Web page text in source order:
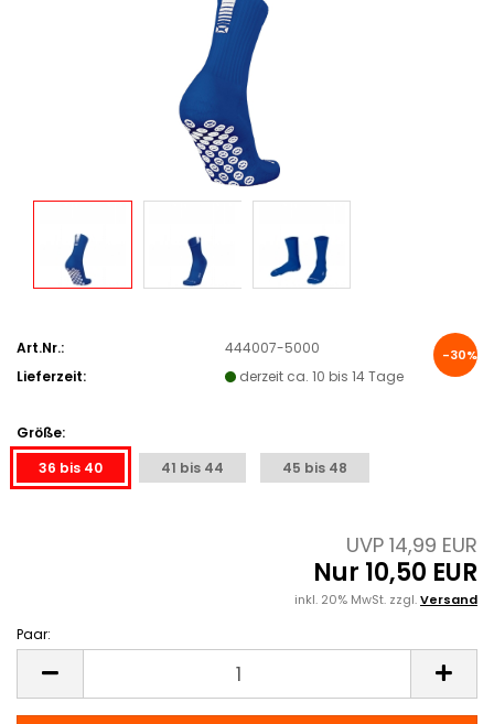
-30%
Art.Nr.:
444007-5000
Lieferzeit:
derzeit ca. 10 bis 14 Tage
Größe:
36 bis 40
41 bis 44 45 bis 48
UVP 14,99 EUR
Nur 10,50 EUR
inkl. 20% MwSt. zzgl.Versand
Paar: